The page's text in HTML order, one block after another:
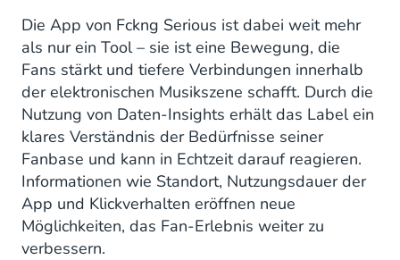
Die App von Fckng Serious ist dabei weit mehr
als nur ein Tool – sie ist eine Bewegung, die
Fans stärkt und tiefere Verbindungen innerhalb
der elektronischen Musikszene schafft. Durch die
Nutzung von Daten-Insights erhält das Label ein
klares Verständnis der Bedürfnisse seiner
Fanbase und kann in Echtzeit darauf reagieren.
Informationen wie Standort, Nutzungsdauer der
App und Klickverhalten eröffnen neue
Möglichkeiten, das Fan-Erlebnis weiter zu
verbessern.